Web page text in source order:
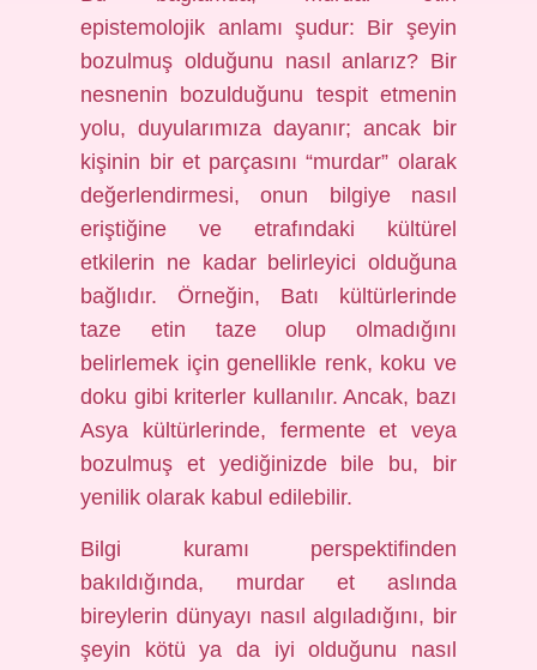
epistemolojik anlamı şudur: Bir şeyin
bozulmuş olduğunu nasıl anlarız? Bir
nesnenin bozulduğunu tespit etmenin
yolu, duyularımıza dayanır; ancak bir
kişinin bir et parçasını “murdar” olarak
değerlendirmesi, onun bilgiye nasıl
eriştiğine ve etrafındaki kültürel
etkilerin ne kadar belirleyici olduğuna
bağlıdır. Örneğin, Batı kültürlerinde
taze etin taze olup olmadığını
belirlemek için genellikle renk, koku ve
doku gibi kriterler kullanılır. Ancak, bazı
Asya kültürlerinde, fermente et veya
bozulmuş et yediğinizde bile bu, bir
yenilik olarak kabul edilebilir.
Bilgi kuramı perspektifinden
bakıldığında, murdar et aslında
bireylerin dünyayı nasıl algıladığını, bir
şeyin kötü ya da iyi olduğunu nasıl